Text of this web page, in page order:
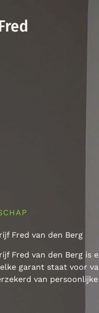
Fred van den Berg
Fred van den Berg is
garant staat voor
van